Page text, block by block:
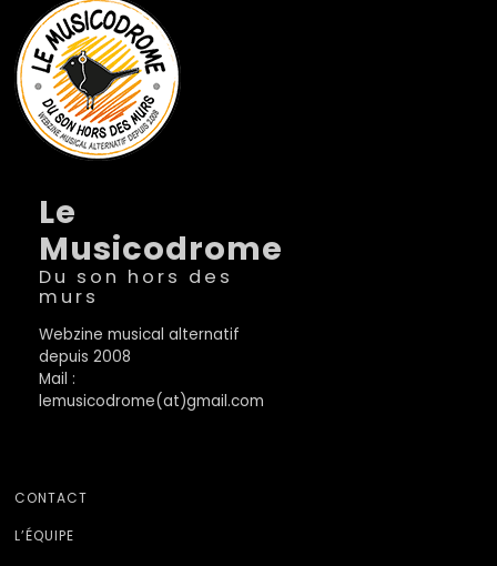
Le
Musicodrome
Du son hors des
murs
Webzine musical alternatif
depuis 2008
Mail :
lemusicodrome(at)gmail.com
CONTACT
L’ÉQUIPE